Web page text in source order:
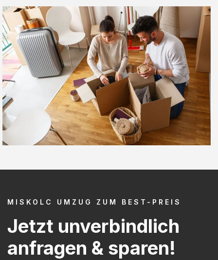
MISKOLC UMZUG ZUM BEST-PREIS
Jetzt unverbindlich
anfragen & sparen!